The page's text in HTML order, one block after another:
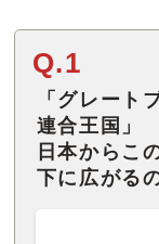
Q.1
「グレート
連合王国」
日本からこ
下に広がる